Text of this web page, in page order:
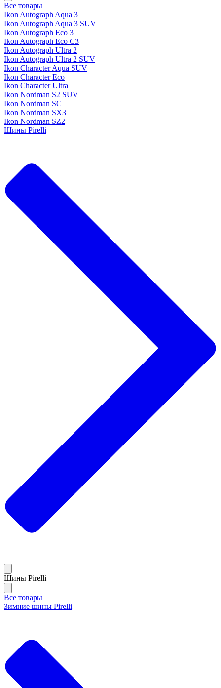
Все товары
Ikon Autograph Aqua 3
Ikon Autograph Aqua 3 SUV
Ikon Autograph Eco 3
Ikon Autograph Eco C3
Ikon Autograph Ultra 2
Ikon Autograph Ultra 2 SUV
Ikon Character Aqua SUV
Ikon Character Eco
Ikon Character Ultra
Ikon Nordman S2 SUV
Ikon Nordman SC
Ikon Nordman SX3
Ikon Nordman SZ2
Шины Pirelli
Шины Pirelli
Все товары
Зимние шины Pirelli